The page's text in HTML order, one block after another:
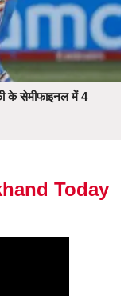
के सेमीफाइनल में 4
Today